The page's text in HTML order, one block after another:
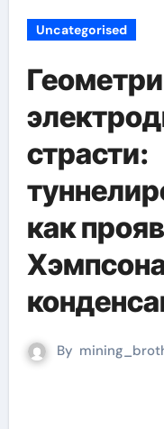
Uncategorised
страсти:
как
By